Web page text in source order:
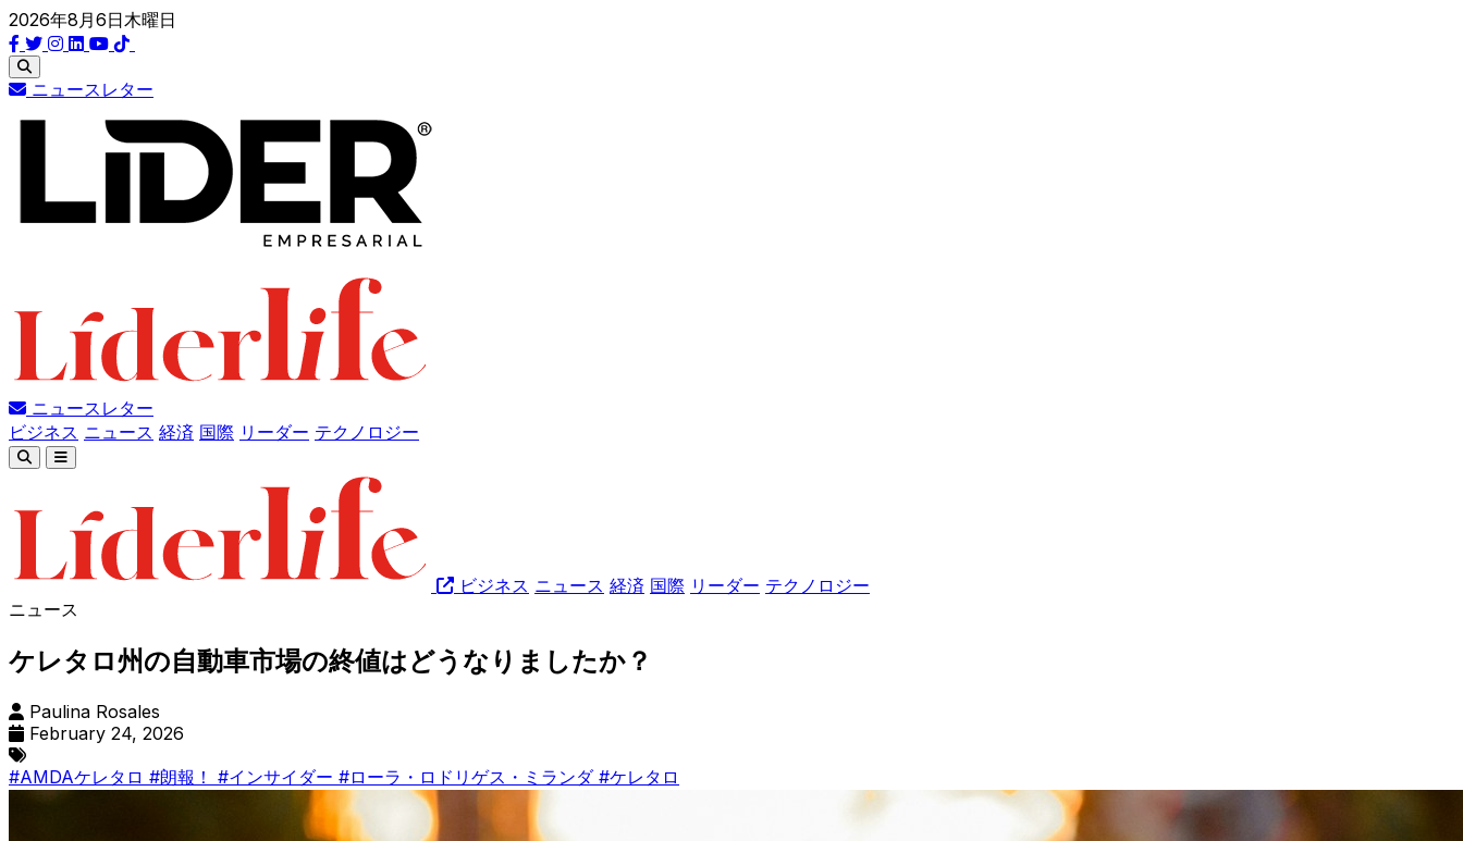
2026年8月6日木曜日
ニュースレター
ニュースレター
ビジネス ニュース 経済 国際 リーダー テクノロジー
ビジネス ニュース 経済 国際 リーダー テクノロジー
ニュース
ケレタロ州の自動車市場の終値はどうなりましたか？
Paulina Rosales
February 24, 2026
#AMDAケレタロ #朗報！ #インサイダー #ローラ・ロドリゲス・ミランダ #ケレタロ